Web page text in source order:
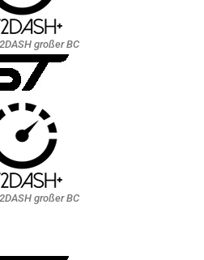
großer BC
großer BC